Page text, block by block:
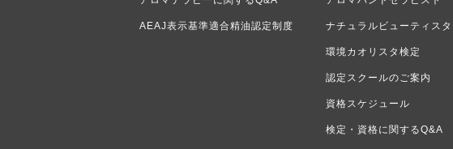
AEAJ表示基準適合精油認定制度 ナチュラルビューティス
環境カオリスタ検定
認定スクールのご案内
資格スケジュール
検定・資格に関するQ&A